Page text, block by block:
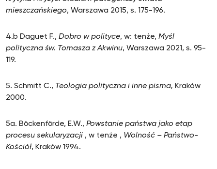
mieszczańskiego, Warszawa 2015, s. 175-196.
4.b Daguet F., Dobro w polityce, w: tenże, Myśl
polityczna św. Tomasza z Akwinu, Warszawa 2021, s. 95-
119.
5. Schmitt C., Teologia polityczna i inne pisma, Kraków
2000.
5a. Böckenförde, E.W., Powstanie państwa jako etap
procesu sekularyzacji , w tenże , Wolność – Państwo-
Kościół, Kraków 1994.